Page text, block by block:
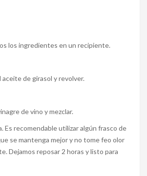
los ingredientes en un recipiente.
de girasol y revolver.
de vino y mezclar.
Es recomendable utilizar algún frasco de
se mantenga mejor y no tome feo olor
Dejamos reposar 2 horas y listo para